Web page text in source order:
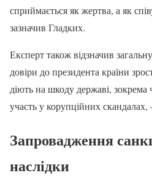
сприймається як жертва, а як
зазначив Гладких.
Експерт також відзначив
довіри до президента країни
діють на шкоду державі, зокрема
участь у корупційних
Запровадження
наслідки